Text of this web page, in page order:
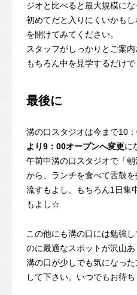
ジオと比べると最大規模にな
初めてだと入りにくいかも
を開けてみてください。
スタッフがしっかりとご案内
もちろん中を見学するだけで
最後に
溝の口スタジオは今まで10
より9：00オープンへ変更に
午前中溝の口スタジオで「
から、ランチを食べて舌鼓
流すもよし、もちろん1日集
もよし☆
この他にも溝の口には勉強
のに最適なスポットが沢山あ
溝の口が少しでも気になっ
して下さい。いつでもお待